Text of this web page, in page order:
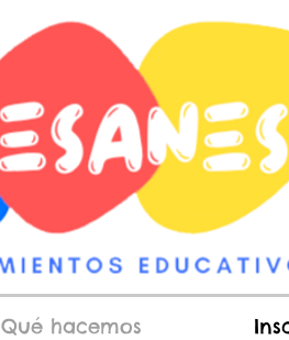
Qué hacemos